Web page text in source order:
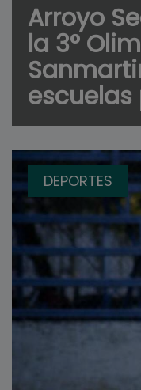
Arroyo
la 3°
DEPORTES